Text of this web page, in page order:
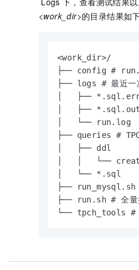
<work_dir>的目录结果如
<work_dir>/
├── config #
├── logs # 最近一
│   ├──
│   ├── *.sql.out
│   └── run.log
├── queries #
│   ├── ddl
│   │   └──
│   └── *.sql
├── run_mysql.sh
├── run.sh # 全量
└── tpch_tools #